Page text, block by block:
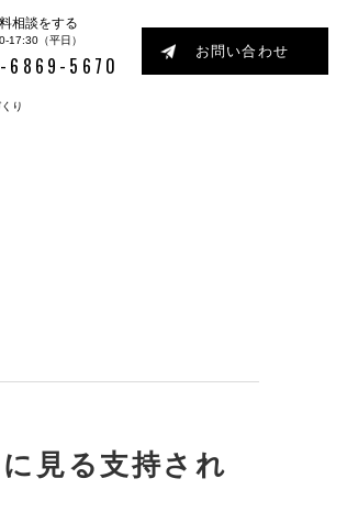
相談をする
17:30（平日）
6869-5670
お問い合わせ
り
見る支持され